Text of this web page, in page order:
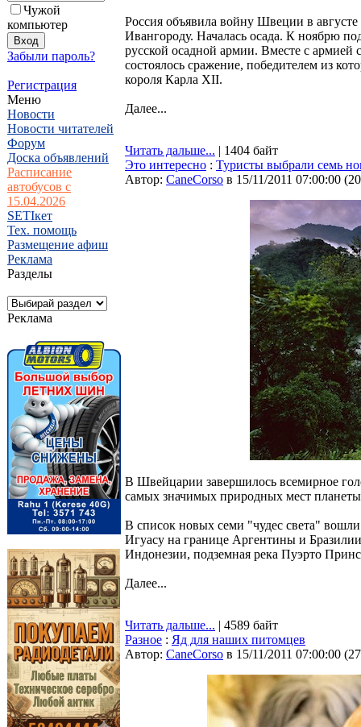
Чужой
компьютер
Забыли пароль?
Регистрация
Меню
Новости
Новости читателей
Форум
Доска объявлений
Расписание
автобусов с
15.04.2026
SETIкет
Тех. помощь
Размещение афиш
Реклама
Разделы
Реклама
Россия объявила войну Швеции в
Ивангороду. Началась осада. К ноябрю
русской осадной армии. Вместе с
состоялось сражение, победителем из
короля Карла XII.
Далее...
Читать дальше... | 1404 байт
Это интересно : Туристы выбрали семь
Автор: CaneCorso в 15/11/2011 07:00:00 (
В Швейцарии завершилось всемирное
самых значимых природных мест
В список новых семи "чудес света"
Игуасу на границе Аргентины и
Индонезии, подземная река Пуэрто
Далее...
Читать дальше... | 4589 байт
Разное : Яд для наших питомцев
Автор: CaneCorso в 15/11/2011 07:00:00 (